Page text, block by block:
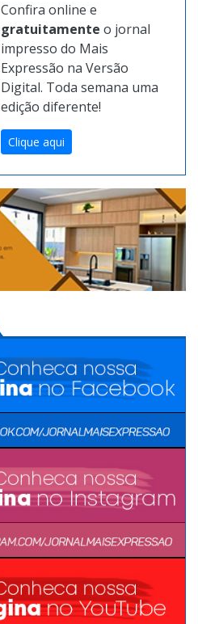
Confira online e
gratuitamente o jornal
impresso do Mais
Expressão na Versão
Digital. Toda semana uma
edição diferente!
Clique aqui